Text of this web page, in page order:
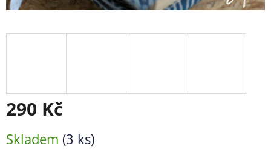
290 Kč
cena:
Skladem (3 ks)